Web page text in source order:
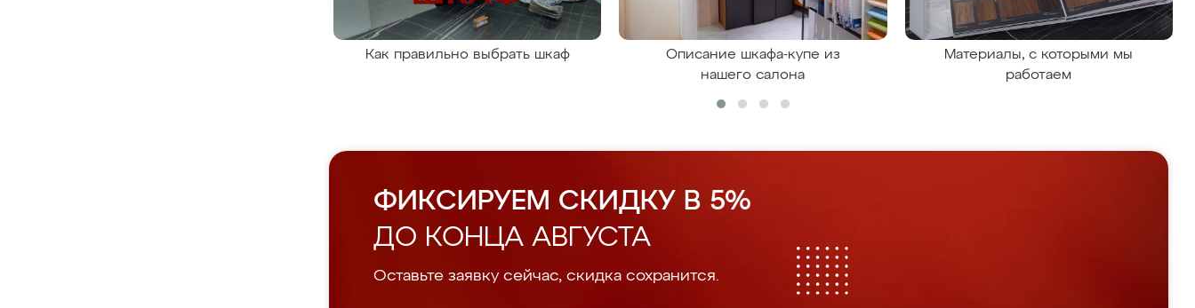
Как правильно выбрать шкаф
Описание шкафа-купе из
нашего салона
Материалы, с которыми мы
работаем
ФИКСИРУЕМ СКИДКУ В 5%
ДО КОНЦА АВГУСТА
Оставьте заявку сейчас, скидка сохранится.